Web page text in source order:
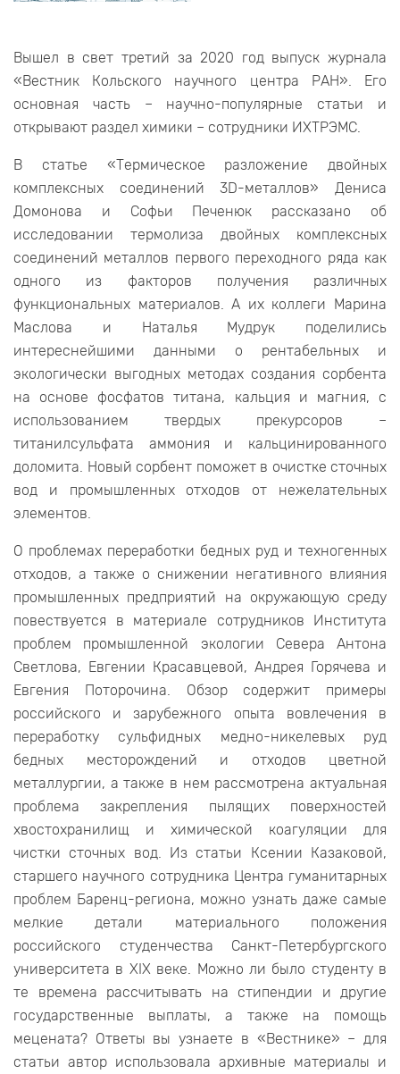
Вышел в свет третий за 2020 год выпуск журнала
«Вестник Кольского научного центра РАН». Его
основная часть – научно-популярные статьи и
открывают раздел химики – сотрудники ИХТРЭМС.
В статье «Термическое разложение двойных
комплексных соединений 3D-металлов» Дениса
Домонова и Софьи Печенюк рассказано об
исследовании термолиза двойных комплексных
соединений металлов первого переходного ряда как
одного из факторов получения различных
функциональных материалов. А их коллеги Марина
Маслова и Наталья Мудрук поделились
интереснейшими данными о рентабельных и
экологически выгодных методах создания сорбента
на основе фосфатов титана, кальция и магния, с
использованием твердых прекурсоров –
титанилсульфата аммония и кальцинированного
доломита. Новый сорбент поможет в очистке сточных
вод и промышленных отходов от нежелательных
элементов.
О проблемах переработки бедных руд и техногенных
отходов, а также о снижении негативного влияния
промышленных предприятий на окружающую среду
повествуется в материале сотрудников Института
проблем промышленной экологии Севера Антона
Светлова, Евгении Красавцевой, Андрея Горячева и
Евгения Поторочина. Обзор содержит примеры
российского и зарубежного опыта вовлечения в
переработку сульфидных медно-никелевых руд
бедных месторождений и отходов цветной
металлургии, а также в нем рассмотрена актуальная
проблема закрепления пылящих поверхностей
хвостохранилищ и химической коагуляции для
чистки сточных вод. Из статьи Ксении Казаковой,
старшего научного сотрудника Центра гуманитарных
проблем Баренц-региона, можно узнать даже самые
мелкие детали материального положения
российского студенчества Санкт-Петербургского
университета в XIX веке. Можно ли было студенту в
те времена рассчитывать на стипендии и другие
государственные выплаты, а также на помощь
мецената? Ответы вы узнаете в «Вестнике» – для
статьи автор использовала архивные материалы и